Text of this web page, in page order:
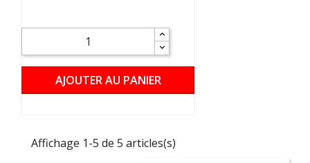
AJOUTER AU PANIER
Affichage 1-5 de 5 articles(s)